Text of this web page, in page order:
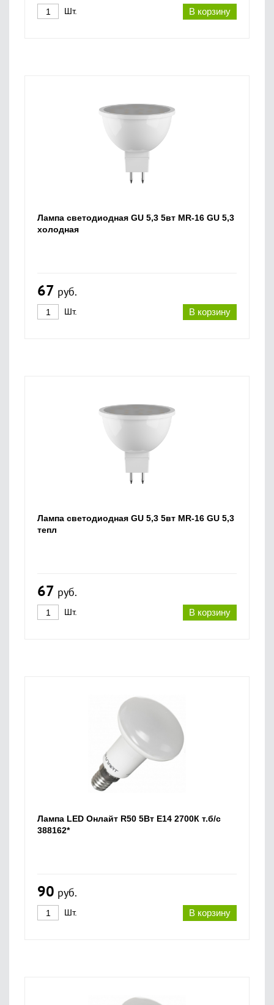
В корзину
Шт.
Лампа светодиодная GU 5,3 5вт MR-16 GU 5,3
холодная
67 руб.
В корзину
Шт.
Лампа светодиодная GU 5,3 5вт MR-16 GU 5,3
тепл
67 руб.
В корзину
Шт.
Лампа LED Онлайт R50 5Вт Е14 2700К т.б/с
388162*
90 руб.
В корзину
Шт.